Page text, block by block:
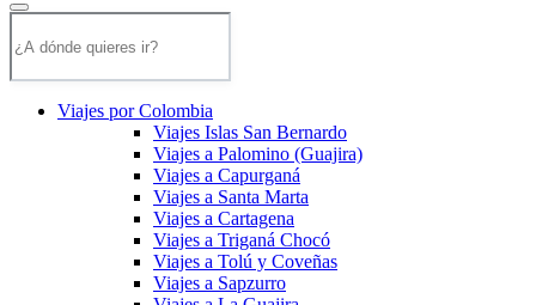
Viajes por Colombia
Viajes Islas San Bernardo
Viajes a Palomino (Guajira)
Viajes a Capurganá
Viajes a Santa Marta
Viajes a Cartagena
Viajes a Triganá Chocó
Viajes a Tolú y Coveñas
Viajes a Sapzurro